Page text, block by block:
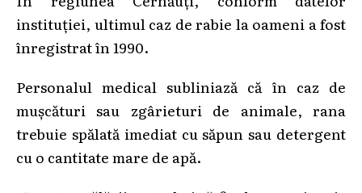
instituției, ultimul caz de rabie la oameni a fost
înregistrat în 1990.
Personalul medical subliniază că în caz de
mușcături sau zgârieturi de animale, rana
trebuie spălată imediat cu săpun sau detergent
cu o cantitate mare de apă.